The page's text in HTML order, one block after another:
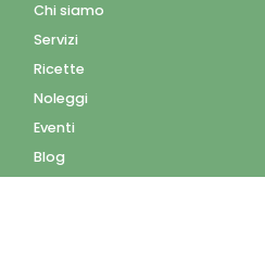
Chi siamo
Servizi
Ricette
Noleggi
Eventi
Blog